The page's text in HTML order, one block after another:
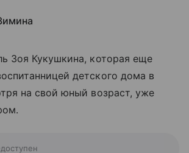
Зоя Кукушкина, которая еще
детского дома в
на свой юный возраст, уже